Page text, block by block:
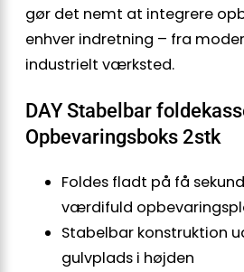
gør det nemt at integrere
enhver indretning – fra
industrielt værksted.
DAY Stabelbar
Opbevaringsboks 2stk
Foldes fladt på få
værdifuld
Stabelbar konstruktion
gulvplads i højden